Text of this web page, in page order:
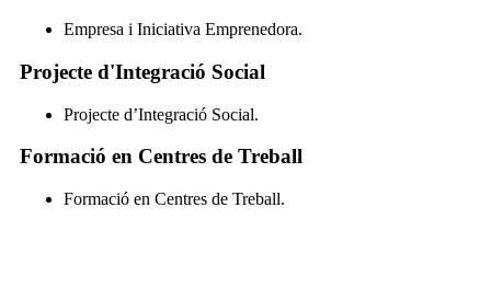
Empresa i Iniciativa Emprenedora.
Projecte d'Integració Social
Projecte d’Integració Social.
Formació en Centres de Treball
Formació en Centres de Treball.